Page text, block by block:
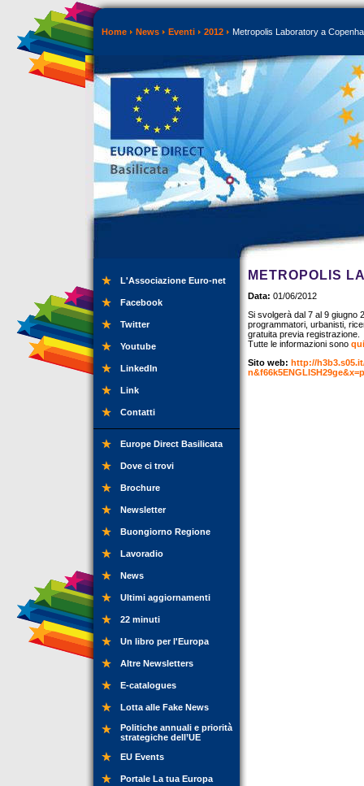
Home News Eventi 2012 Metropolis Laboratory a
L'Associazione Euro-net
Facebook
Twitter
Youtube
LinkedIn
Link
Contatti
Europe Direct Basilicata
Dove ci trovi
Brochure
Newsletter
Buongiorno Regione
Lavoradio
News
Ultimi aggiornamenti
22 minuti
Un libro per l'Europa
Altre Newsletters
E-catalogues
Lotta alle Fake News
Politiche annuali e priorità
strategiche dell’UE
EU Events
Portale La tua Europa
METROPOLIS
Data: 01/06/2012
Si svolgerà dal 7 al 9 giugno
programmatori, urbanisti,
gratuita previa registrazione.
Tutte le informazioni sono
Sito web: http://